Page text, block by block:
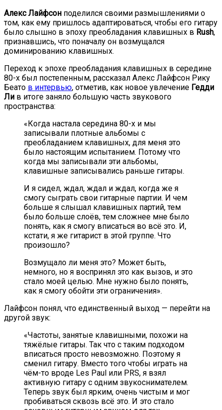
Алекс Лайфсон поделился своими размышлениями о
том, как ему пришлось адаптироваться, чтобы его гитару
было слышно в эпоху преобладания клавишных в Rush,
признавшись, что поначалу он возмущался
доминированию клавишных.
Переход к эпохе преобладания клавишных в середине
80-х был постепенным, рассказал Алекс Лайфсон Рику
Беато в интервью, отметив, как новое увлечение Гедди
Ли в итоге заняло большую часть звукового
пространства:
«Когда настала середина 80-х и мы
записывали плотные альбомы с
преобладанием клавишных, для меня это
было настоящим испытанием. Потому что
когда мы записывали эти альбомы,
клавишные записывались раньше гитары.
И я сидел, ждал, ждал и ждал, когда же я
смогу сыграть свои гитарные партии. И чем
больше я слышал клавишных партий, тем
было больше слоёв, тем сложнее мне было
понять, как я смогу вписаться во всё это. И,
кстати, я же гитарист в этой группе. Что
произошло?
Возмущало ли меня это? Может быть,
немного, но я воспринял это как вызов, и это
стало моей целью. Мне нужно было понять,
как я смогу обойти эти ограничения».
Лайфсон понял, что единственный выход — перейти на
другой звук:
«Частоты, занятые клавишными, похожи на
тяжёлые гитары. Так что с таким подходом
вписаться просто невозможно. Поэтому я
сменил гитару. Вместо того чтобы играть на
чём-то вроде Les Paul или PRS, я взял
активную гитару с одним звукоснимателем.
Теперь звук был ярким, очень чистым и мог
пробиваться сквозь всё это. И это стало